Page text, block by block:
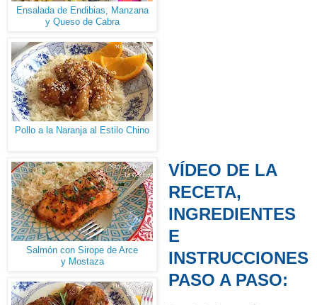
Ensalada de Endibias, Manzana
y Queso de Cabra
Pollo a la Naranja al Estilo Chino
Salmón con Sirope de Arce
y Mostaza
VÍDEO DE LA
RECETA,
INGREDIENTES
E
INSTRUCCIONES
PASO A PASO: